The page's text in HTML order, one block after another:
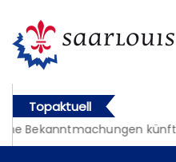
Topaktuell
Bekanntmachungen